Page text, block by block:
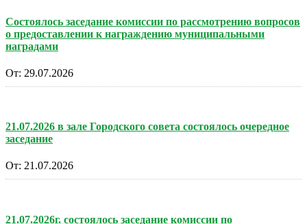
Состоялось заседание комиссии по рассмотрению вопросов
о предоставлении к награждению муниципальными
наградами
От: 29.07.2026
21.07.2026 в зале Городского совета состоялось очередное
заседание
От: 21.07.2026
21.07.2026г. состоялось заседание комиссии по